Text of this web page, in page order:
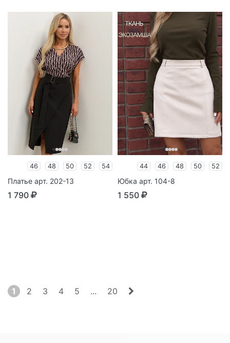
46 48 50 52 54
Платье арт. 202-13
1 790
44 46 48 50 52
Юбка арт. 104-8
1 550
1 2 3 4 5 ... 20